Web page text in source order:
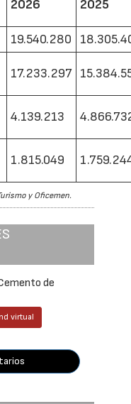
2026 2025
19.540.280
17.233.297
4.139.213
1.815.049
y Oficemen.
de
virtual